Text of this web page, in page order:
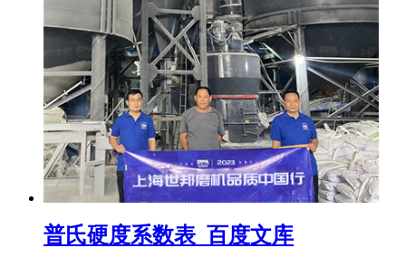
普氏硬度系数表_百度文库